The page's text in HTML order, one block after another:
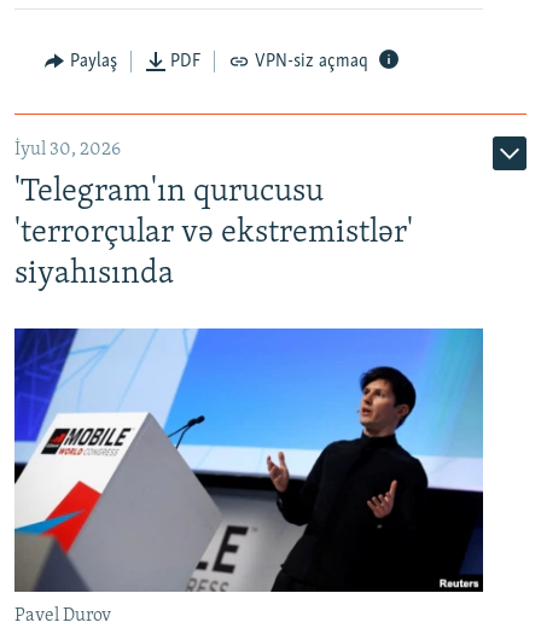
Paylaş PDF VPN-siz açmaq
İyul 30, 2026
'Telegram'ın qurucusu
'terrorçular və ekstremistlər'
siyahısında
Pavel Durov